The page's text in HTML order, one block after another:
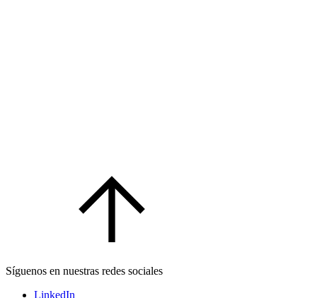
Síguenos en nuestras redes sociales
LinkedIn